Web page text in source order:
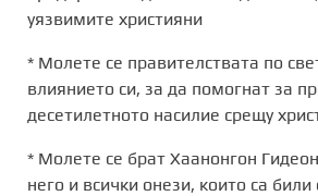
уязвимите християни
* Молете се правителствата по
влиянието си, за да помогнат за
десетилетното насилие срещу
* Молете се брат Хаанонгон
него и всички онези, които са